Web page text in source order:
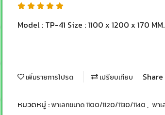
Model : TP-41 Size : 1100 x 1200 x 170 MM.
เพิ่มรายการโปรด เปรียบเทียบ Share
หมวดหมู่ :พาเลทขนาด 1100/1120/1130/1140 , พาเ